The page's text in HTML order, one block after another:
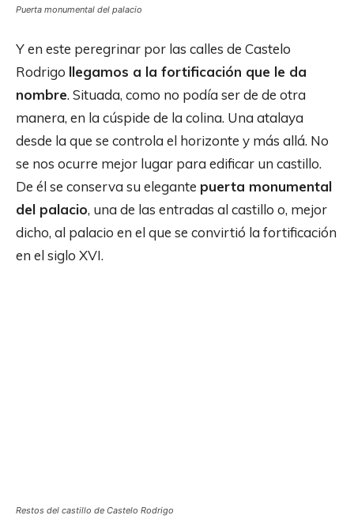
Puerta monumental del palacio
Y en este peregrinar por las calles de Castelo
Rodrigo llegamos a la fortificación que le da
nombre. Situada, como no podía ser de de otra
manera, en la cúspide de la colina. Una atalaya
desde la que se controla el horizonte y más allá. No
se nos ocurre mejor lugar para edificar un castillo.
De él se conserva su elegante puerta monumental
del palacio, una de las entradas al castillo o, mejor
dicho, al palacio en el que se convirtió la fortificación
en el siglo XVI.
Restos del castillo de Castelo Rodrigo